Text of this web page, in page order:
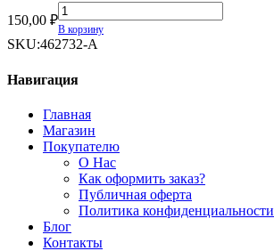
150,00 ₽
Vilhelm
Parfumerie
Moon
В корзину
SKU:462732-A
Навигация
Главная
Магазин
Покупателю
О Нас
Как оформить заказ?
Публичная оферта
Политика конфиденциальности
Блог
Контакты